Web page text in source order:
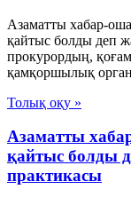
Азаматты хабар-
қайтыс болды деп
прокурордың,
қамқоршылық
Толық оқу »
Азаматты
қайтыс болды
практикасы